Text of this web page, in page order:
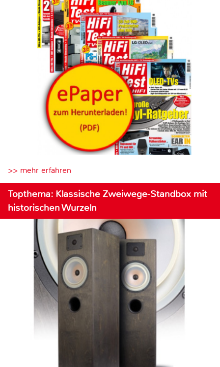
>> mehr erfahren
Topthema: Klassische Zweiwege-Standbox mit
historischen Wurzeln